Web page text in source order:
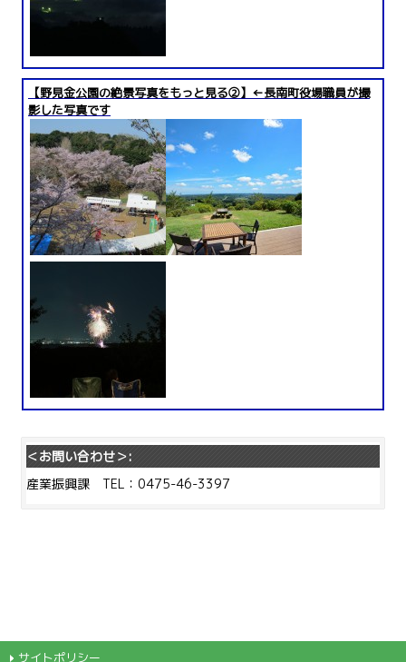
【野見金公園の絶景写真をもっと見る②】←長南町役場職員が撮
影した写真です
＜お問い合わせ＞:
産業振興課 TEL：0475-46-3397
サイトポリシー